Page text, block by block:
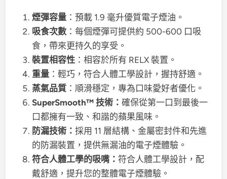
煙彈容量 ：預載 1.9 毫升優質電子煙油。
吸食次數 ：每個煙彈可提供約 500-600 口吸
食，帶來更持久的享受。
裝置相容性 ：相容於所有 RELX 裝置。
重量 ：輕巧，符合人體工學設計，握持舒適。
蒸氣品質 ：順滑穩定，專為口味愛好者優化。
SuperSmooth™ 技術：確保從第一口到最後一
口都擁有一致、和諧的蘋果風味。
防漏技術：採用 11 層結構、金屬密封件和先進
的防漏裝置，提供無漏油的電子煙體驗。
符合人體工學的吸嘴：符合人體工學設計，配
戴舒適，提升您的整體電子煙體驗。